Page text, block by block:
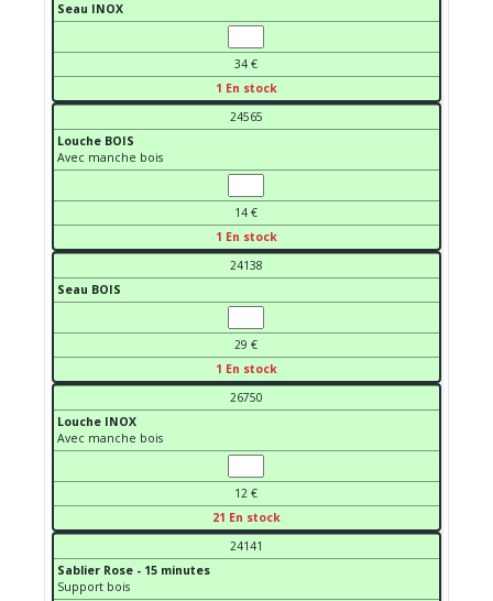
Seau INOX
34 €
1 En stock
24565
Louche BOIS
Avec manche bois
14 €
1 En stock
24138
Seau BOIS
29 €
1 En stock
26750
Louche INOX
Avec manche bois
12 €
21 En stock
24141
Sablier Rose - 15 minutes
Support bois